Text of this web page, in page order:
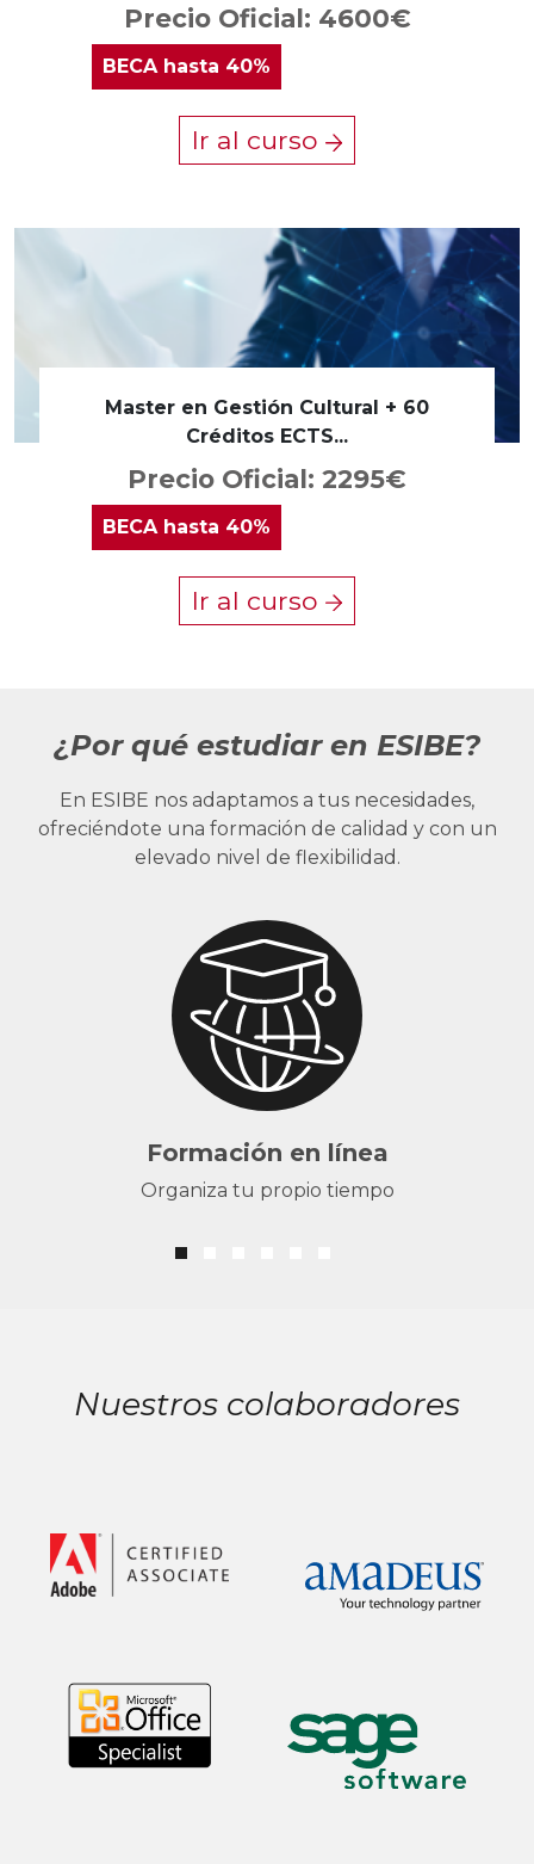
Precio Oficial: 4600€
BECAhasta 40%
Ir al curso
Master en Gestión Cultural + 60
Créditos ECTS...
Precio Oficial: 2295€
BECA hasta 40%
Ir al curso
¿Por qué estudiar en ESIBE?
En ESIBE nos adaptamos a tus necesidades,
ofreciéndote una formación de calidad y con un
elevado nivel de flexibilidad.
Formación en línea
Organiza tu propio tiempo
Nuestros colaboradores